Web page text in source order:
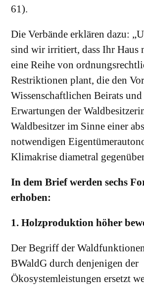
61).
Die Verbände erklären dazu:
sind wir irritiert, dass Ihr Haus
eine Reihe von
Restriktionen plant, die den
Wissenschaftlichen Beirats und
Erwartungen der
Waldbesitzer im Sinne einer
notwendigen
Klimakrise diametral
In dem Brief werden sechs
erhoben:
1. Holzproduktion höher
Der Begriff der
BWaldG durch denjenigen der
Ökosystemleistungen ersetzt